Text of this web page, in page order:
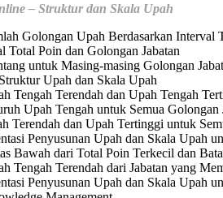
– Struktur dan Skala Upah
Golongan Upah Berdasarkan Interval
Total Poin dan Golongan Jabatan
untuk Masing-masing Golongan
Upah dan Skala Upah
Tengah Terendah dan Upah Tengah
Upah Tengah untuk Semua Golongan
Terendah dan Upah Tertinggi untuk
Penyusunan Upah dan Skala Upah
Bawah dari Total Poin Terkecil dan
Tengah Terendah dari Jabatan yang
Penyusunan Upah dan Skala Upah